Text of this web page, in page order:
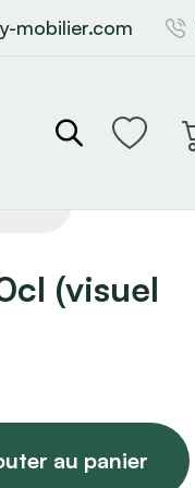
mobilier.com
(visuel
au panier